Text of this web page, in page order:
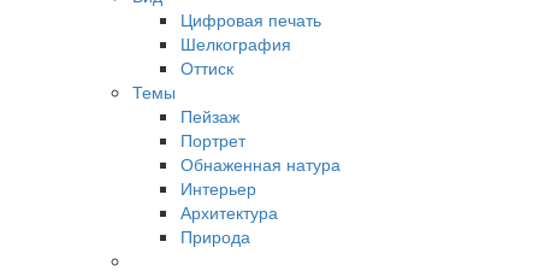
Цифровая печать
Шелкография
Оттиск
Темы
Пейзаж
Портрет
Обнаженная натура
Интерьер
Архитектура
Природа